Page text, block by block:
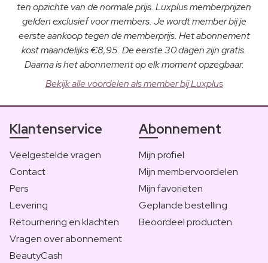
ten opzichte van de normale prijs. Luxplus memberprijzen
gelden exclusief voor members. Je wordt member bij je
eerste aankoop tegen de memberprijs. Het abonnement
kost maandelijks €8,95. De eerste 30 dagen zijn gratis.
Daarna is het abonnement op elk moment opzegbaar.
Bekijk alle voordelen als member bij Luxplus
Klantenservice
Veelgestelde vragen
Contact
Pers
Levering
Retournering en klachten
Vragen over abonnement
BeautyCash
Abonnement
Mijn profiel
Mijn membervoordelen
Mijn favorieten
Geplande bestelling
Beoordeel producten